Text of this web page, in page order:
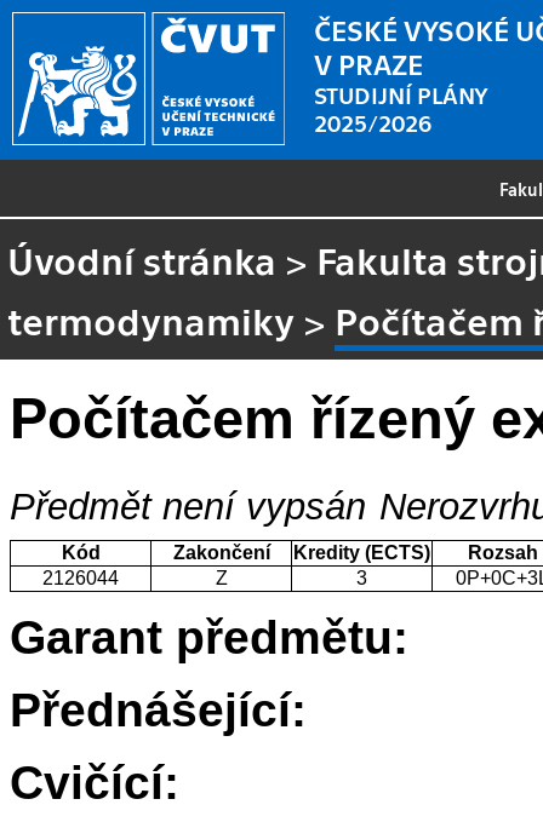
ČESKÉ VYSOKÉ
V PRAZE
STUDIJNÍ PLÁNY
2025/2026
Úvodní stránka > Fakulta
termodynamiky > Počítačem
Počítačem řízený
Předmět není vypsán
Kód Zakončení Kredity (ECTS)
Rozsah
2126044
Z 3
Garant předmětu:
Přednášející:
Cvičící: